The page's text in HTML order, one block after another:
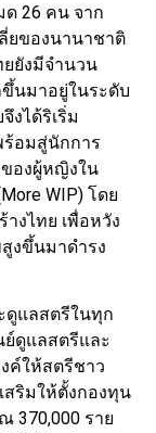
26 คน จาก
ยของนานาชาติ
ยยังมีจำนวน
นมาอยู่ในระดับ
งได้ริเริ่ม
ร้อมสู่นักการ
องผู้หญิงใน
WIP) โดย
งไทย เพื่อหวัง
งขึ้นมาดำรง
ดูแลสตรีในทุก
ย์ดูแลสตรีและ
ค์ให้สตรีชาว
สริมให้ตั้งกองทุน
370,000 ราย